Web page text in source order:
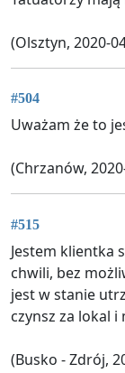
(Olsztyn, 2020-
#504
Uważam że to
(Chrzanów,
#515
Jestem klientka
chwili, bez
jest w stanie
czynsz za lokal i
(Busko - Zdrój,